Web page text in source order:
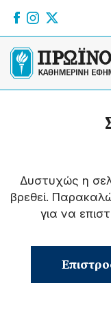
Δυστυχώς η
βρεθεί.
για να